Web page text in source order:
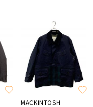
MACKINTOSH